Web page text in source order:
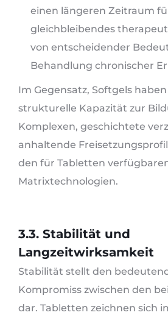
einen längeren Zeitraum
gleichbleibendes
von entscheidender
Behandlung chronischer
Im Gegensatz, Softgels
strukturelle Kapazität zur
Komplexen, geschichtete
anhaltende
den für Tabletten
Matrixtechnologien.
3.3. Stabilität und
Langzeitwirksamkeit
Stabilität stellt den
Kompromiss zwischen den
dar. Tabletten zeichnen sich